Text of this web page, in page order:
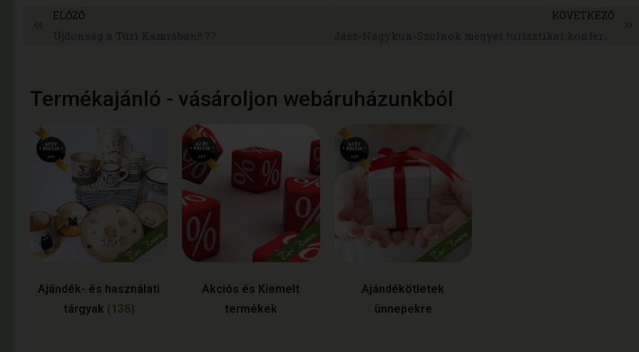
ELŐZŐ KÖVETKEZŐ
Termékajánló - vásároljon webáruházunkból
Ajándék- és használati
tárgyak (136)
Akciós és Kiemelt
termékek
Ajándékötletek
ünnepekre